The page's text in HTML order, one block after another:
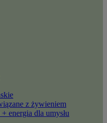
z żywieniem
energia dla umysłu